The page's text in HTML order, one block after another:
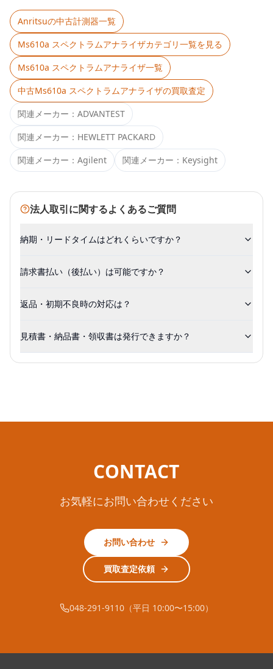
Anritsuの中古計測器一覧
Ms610a スペクトラムアナライザカテゴリ一覧を見る
Ms610a スペクトラムアナライザ一覧
中古Ms610a スペクトラムアナライザの買取査定
関連メーカー： ADVANTEST
関連メーカー： HEWLETT PACKARD
関連メーカー： Agilent 関連メーカー： Keysight
法人取引に関するよくあるご質問
納期・リードタイムはどれくらいですか？
請求書払い（後払い）は可能ですか？
返品・初期不良時の対応は？
見積書・納品書・領収書は発行できますか？
CONTACT
お気軽にお問い合わせください
お問い合わせ
買取査定依頼
048-291-9110（平日 10:00〜15:00）